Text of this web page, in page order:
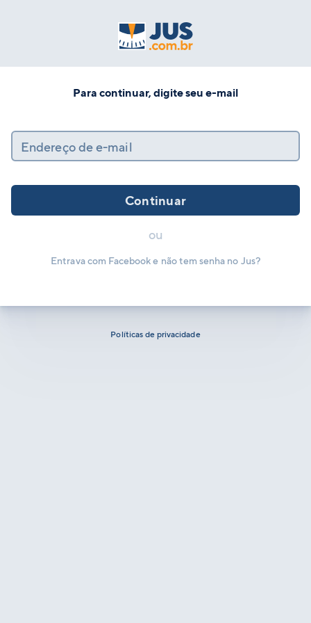
Para continuar, digite seu e-mail
Endereço de e-mail
Continuar
ou
Entrava com Facebook e não tem senha no Jus?
Políticas de privacidade